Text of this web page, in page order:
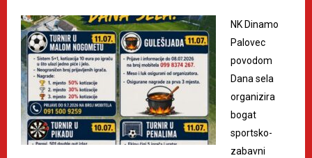
NK Dinamo
Palovec
povodom
Dana sela
organizira
bogat
sportsko-
zabavni